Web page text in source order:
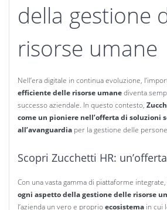
della gestione
risorse umane
Nell’era digitale in continua evoluzione,
efficiente delle risorse umanediventa
successo aziendale. In questo contesto,
come un pioniere nell’offerta di soluzioni
all’avanguardia per la gestione delle
Scopri Zucchetti HR:
Con una vasta gamma di piattaforme integrate,
ogni aspetto della gestione delle risorse
l’azienda un vero e proprioecosistema in cui